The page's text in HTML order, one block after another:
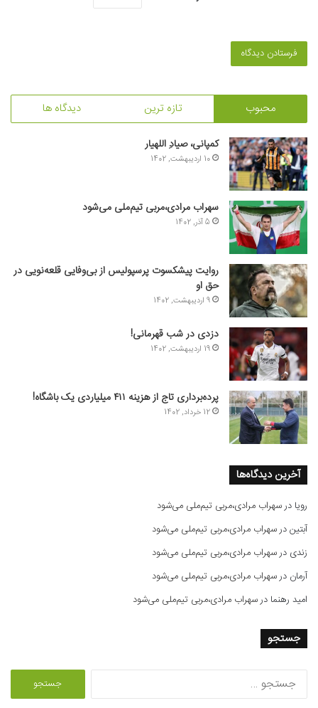
محبوب تازه ترین دیدگاه ها
کمپانی، صیادِ اللهیار
10 اردیبهشت, 1402
سهراب مرادی،مربی تیم‌ملی می‌شود
5 آذر, 1402
روایت پیشکسوت پرسپولیس از بی‌وفایی قلعه‌نویی در
حق او
9 اردیبهشت, 1402
دزدی در شب قهرمانی!
19 اردیبهشت, 1402
پرده‌برداری تاج از هزینه ۴۱۱ میلیاردی یک باشگاه!
12 خرداد, 1402
آخرین دیدگاه‌ها
رویا درسهراب مرادی،مربی تیم‌ملی می‌شود
آبتیندرسهراب مرادی،مربی تیم‌ملی می‌شود
زندی درسهراب مرادی،مربی تیم‌ملی می‌شود
آرمان درسهراب مرادی،مربی تیم‌ملی می‌شود
امید رهنما درسهراب مرادی،مربی تیم‌ملی می‌شود
جستجو